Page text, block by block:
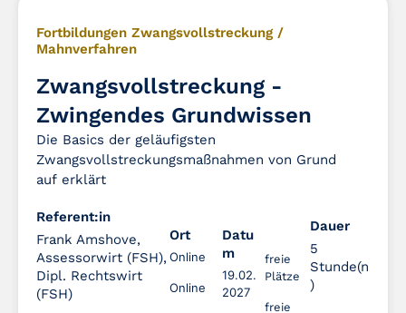
Fortbildungen Zwangsvollstreckung /
Mahnverfahren
Zwangsvollstreckung -
Zwingendes Grundwissen
Die Basics der geläufigsten
Zwangsvollstreckungsmaßnahmen von Grund
auf erklärt
Referent:in
Frank Amshove,
Assessorwirt (FSH),
Dipl. Rechtswirt
(FSH)
Ort
Online
Online
Datu
m
19.02.
2027
freie
Plätze
freie
Dauer
5
Stunde(n
)